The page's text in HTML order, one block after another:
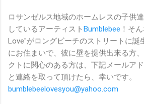
ロサンゼルス地域のホームレスの子供
しているアーティスト Bumblebee ！そ
Love"がロングビーチのストリートに誕
にお住まいで、彼に壁を提供出来る方
クトに関心のある方は、下記メールア
と連絡を取って頂けたら、幸いです。
bumblebeelovesyou@yahoo.com